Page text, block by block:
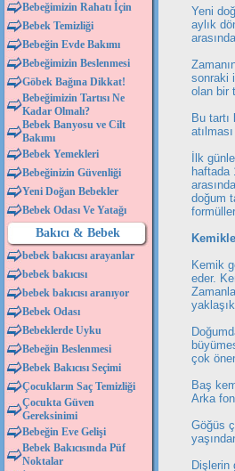
Bebeğimizin Rahatı İçin
Bebek Temizliği
Bebeğin Evde Bakımı
Bebeğimizin Beslenmesi
Göbek Bağına Dikkat!
Bebeğimizin Tartısı Ne
Kadar Olmalı?
Bebek Banyosu ve Cilt
Bakımı
Bebek Yemekleri
Bebeğinizin Güvenliği
Yeni Doğan Bebekler
Bebek Odası Ve Yatağı
Bakıcı & Bebek
bebek bakıcısı arayanlar
bebek bakıcısı
bebek bakıcısı aranıyor
Bebek Odası
Bebeklerde Uyku
Bebeğin Beslenmesi
Bebek Bakıcısı Seçimi
Çocukların Saç Temizliği
Çocukta Güven
Gereksinimi
Bebeğin Eve Gelişi
Bebek Bakıcısında Püf
Noktalar
Yeni
aylık
sonraki
olan bir
Bu
İlk
haftada
doğum
Kemik
eder.
çok
Baş
Arka
Göğüs
Dişlerin